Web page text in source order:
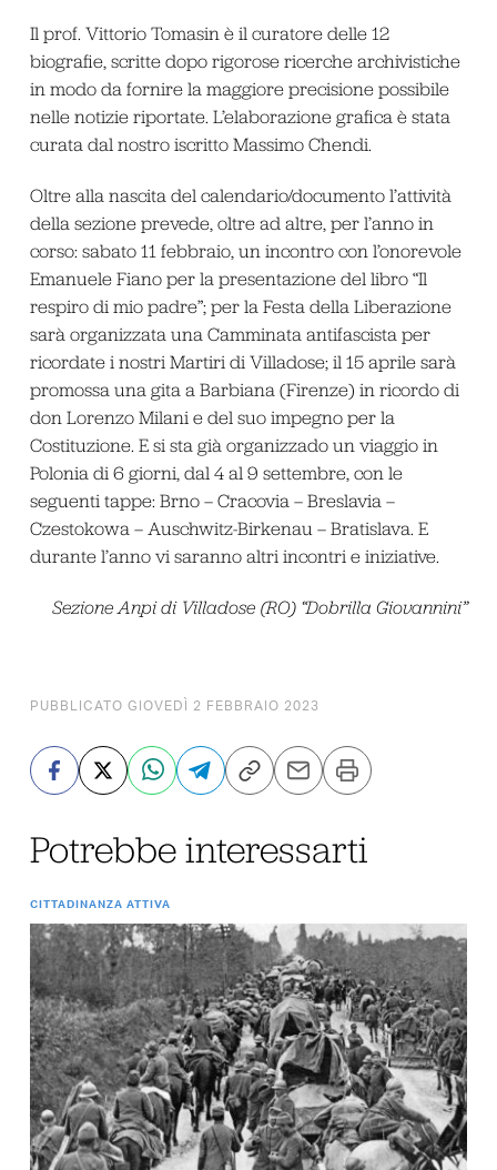
Il prof. Vittorio Tomasin è il curatore delle 12
biografie, scritte dopo rigorose ricerche archivistiche
in modo da fornire la maggiore precisione possibile
nelle notizie riportate. L’elaborazione grafica è stata
curata dal nostro iscritto Massimo Chendi.
Oltre alla nascita del calendario/documento l’attività
della sezione prevede, oltre ad altre, per l’anno in
corso: sabato 11 febbraio, un incontro con l’onorevole
Emanuele Fiano per la presentazione del libro “Il
respiro di mio padre”; per la Festa della Liberazione
sarà organizzata una Camminata antifascista per
ricordate i nostri Martiri di Villadose; il 15 aprile sarà
promossa una gita a Barbiana (Firenze) in ricordo di
don Lorenzo Milani e del suo impegno per la
Costituzione. E si sta già organizzado un viaggio in
Polonia di 6 giorni, dal 4 al 9 settembre, con le
seguenti tappe: Brno – Cracovia – Breslavia –
Czestokowa – Auschwitz-Birkenau – Bratislava. E
durante l’anno vi saranno altri incontri e iniziative.
Sezione Anpi di Villadose (RO) “Dobrilla Giovannini”
PUBBLICATO GIOVEDÌ 2 FEBBRAIO 2023
Potrebbe interessarti
CITTADINANZA ATTIVA